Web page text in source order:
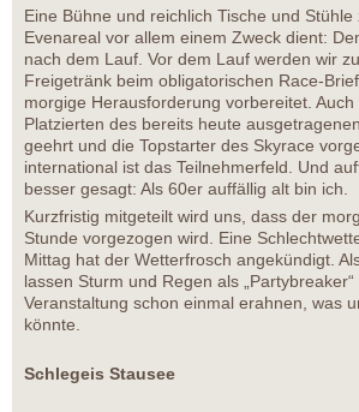
Eine Bühne und reichlich Tische und
Evenareal vor allem einem Zweck dient:
nach dem Lauf. Vor dem Lauf werden wir
Freigetränk beim obligatorischen Race-
morgige Herausforderung vorbereitet. Auch
Platzierten des bereits heute
geehrt und die Topstarter des Skyrace
international ist das Teilnehmerfeld. Und
besser gesagt: Als 60er auffällig alt bin ich.
Kurzfristig mitgeteilt wird uns, dass der
Stunde vorgezogen wird. Eine
Mittag hat der Wetterfrosch angekündigt.
lassen Sturm und Regen als
Veranstaltung schon einmal erahnen, was
könnte.
Schlegeis Stausee